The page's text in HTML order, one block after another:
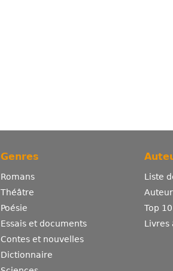
Genres
Romans
Théâtre
Poésie
Essais et documents
Contes et nouvelles
Dictionnaire
Liste
Top
Livres